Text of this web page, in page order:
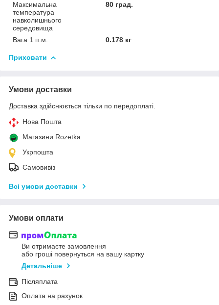
Максимальна
температура
навколишнього
середовища
80 град.
Вага 1 п.м. 0.178 кг
Приховати
Умови доставки
Доставка здійснюється тільки по передоплаті.
Нова Пошта
Магазини Rozetka
Укрпошта
Самовивіз
Всі умови доставки
Умови оплати
Ви отримаєте замовлення
або гроші повернуться на вашу картку
Детальніше
Післяплата
Оплата на рахунок